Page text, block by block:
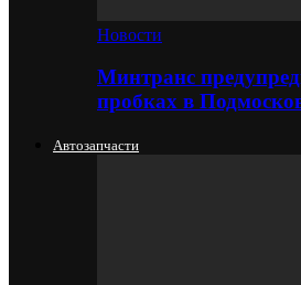
Новости
Минтранс
пробках в
Автозапчасти